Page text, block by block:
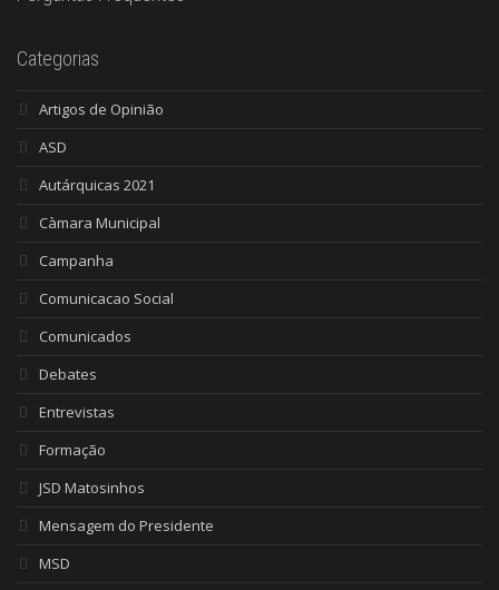
Categorias
Artigos de Opinião
ASD
Autárquicas 2021
Càmara Municipal
Campanha
Comunicacao Social
Comunicados
Debates
Entrevistas
Formação
JSD Matosinhos
Mensagem do Presidente
MSD